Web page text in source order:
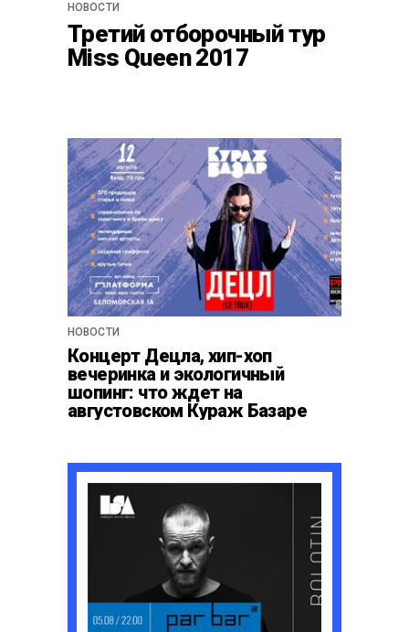
НОВОСТИ
Третий отборочный тур
Miss Queen 2017
НОВОСТИ
Концерт Децла, хип-хоп
вечеринка и экологичный
шопинг: что ждет на
августовском Кураж Базаре